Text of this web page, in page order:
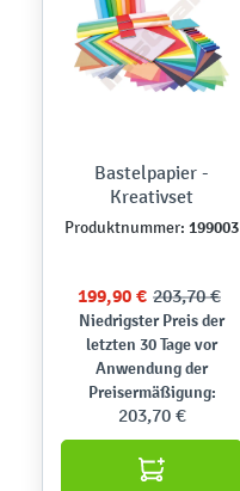
Bastelpapier -
Kreativset
Produktnummer: 199003
199,90 € 203,70 €
Niedrigster Preis der
letzten 30 Tage vor
Anwendung der
Preisermäßigung:
203,70 €